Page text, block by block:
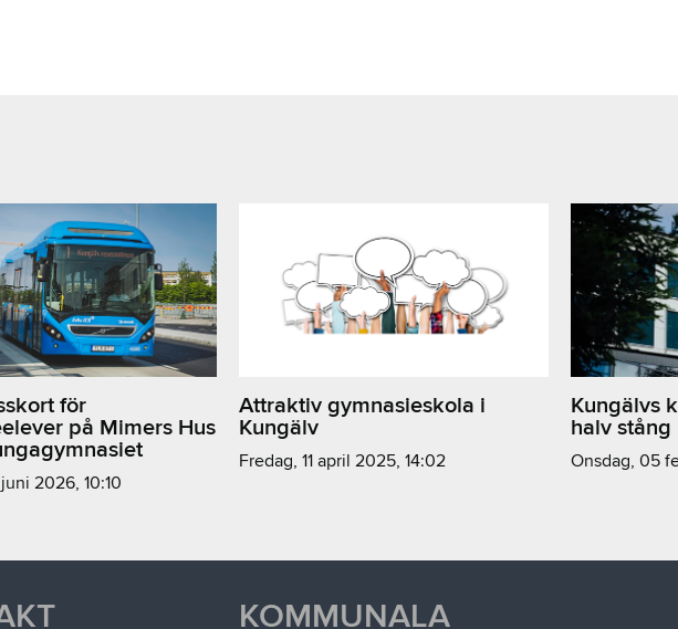
för
på Mimers Hus
2026, 10:10
Attraktiv gymnasieskola i
Kungälv
fredag, 11 april 2025, 14:02
Kungälvs
halv stång
onsdag, 05
KOMMUNALA